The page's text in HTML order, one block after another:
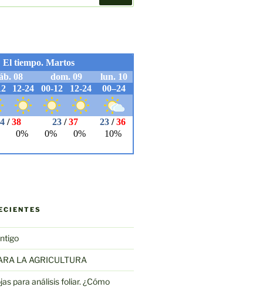
LA AGRICULTURA
para análisis foliar. ¿Cómo